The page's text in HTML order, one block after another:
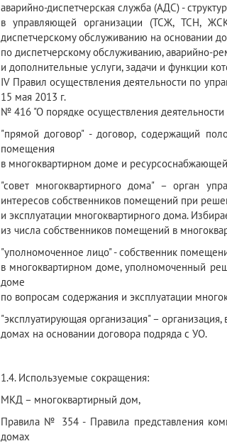
аварийно-диспетчерская служба (АДС) -
в управляющей организации (ТСЖ, ТСН,
диспетчерскому обслуживанию на основании
по диспетчерскому обслуживанию, аварийно-
и дополнительные услуги, задачи и функции
IV Правил осуществления деятельности по
15 мая 2013 г.
№ 416 "О порядке осуществления
"прямой договор" - договор, содержащий
помещения
в многоквартирном доме и
"совет многоквартирного дома" – орган
интересов собственников помещений при
и эксплуатации многоквартирного дома.
из числа собственников помещений в
"уполномоченное лицо" - собственник
в многоквартирном доме, уполномоченный
доме
по вопросам содержания и эксплуатации
"эксплуатирующая организация" –
домах на основании договора подряда с УО.
1.4. Используемые сокращения:
МКД – многоквартирный дом,
Правила № 354 - Правила представления
домах